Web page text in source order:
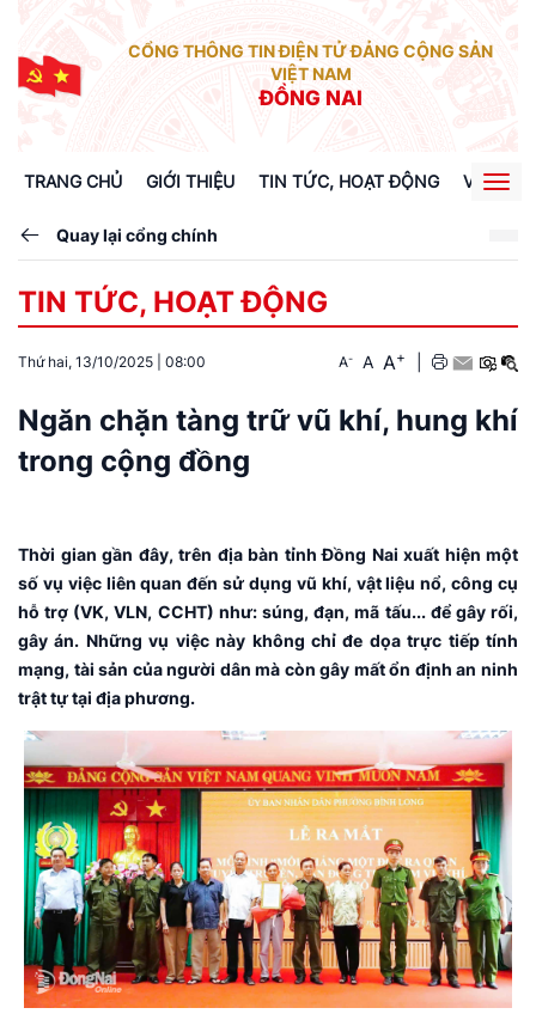
CỔNG THÔNG TIN ĐIỆN TỬ ĐẢNG CỘNG SẢN
VIỆT NAM
ĐỒNG NAI
TRANG CHỦ GIỚI THIỆU TIN TỨC, HOẠT ĐỘNG VĂN
Quay lại cổng chính
TIN TỨC, HOẠT ĐỘNG
Thứ hai, 13/10/2025 08:00 A- A A+
Ngăn chặn tàng trữ vũ khí, hung khí
trong cộng đồng
Thời gian gần đây, trên địa bàn tỉnh Đồng Nai xuất hiện một
số vụ việc liên quan đến sử dụng vũ khí, vật liệu nổ, công cụ
hỗ trợ (VK, VLN, CCHT) như: súng, đạn, mã tấu... để gây rối,
gây án. Những vụ việc này không chỉ đe dọa trực tiếp tính
mạng, tài sản của người dân mà còn gây mất ổn định an ninh
trật tự tại địa phương.